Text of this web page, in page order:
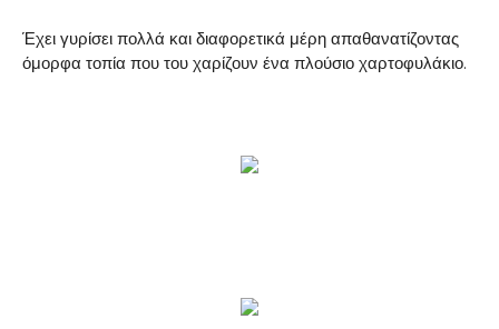
Έχει γυρίσει πολλά και διαφορετικά μέρη απαθανατίζοντας
όμορφα τοπία που του χαρίζουν ένα πλούσιο χαρτοφυλάκιο.